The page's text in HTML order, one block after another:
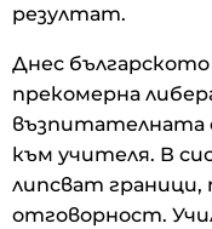
резултат.
Днес
прекомерна
възпитателната
към учителя. В
липсват граници,
отговорност.